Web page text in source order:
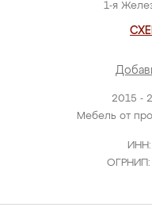
2015 -
Мебель от
ОГРНИП:
1-я